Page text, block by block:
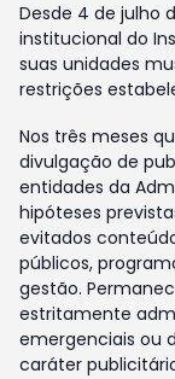
Desde 4 de julho
institucional do
suas unidades
restrições
Nos três meses
divulgação de
entidades da
hipóteses
evitados
públicos,
gestão.
estritamente
emergenciais ou
caráter